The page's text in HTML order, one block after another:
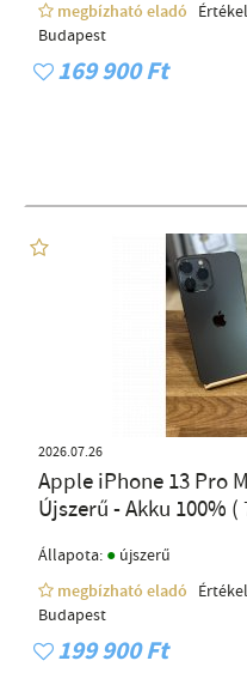
megbízható eladó
Budapest
169 900 Ft
2026.07.26
Apple iPhone 13 Pro
Újszerű - Akku 100% (
Állapota: ● újszerű
megbízható eladó
Budapest
199 900 Ft